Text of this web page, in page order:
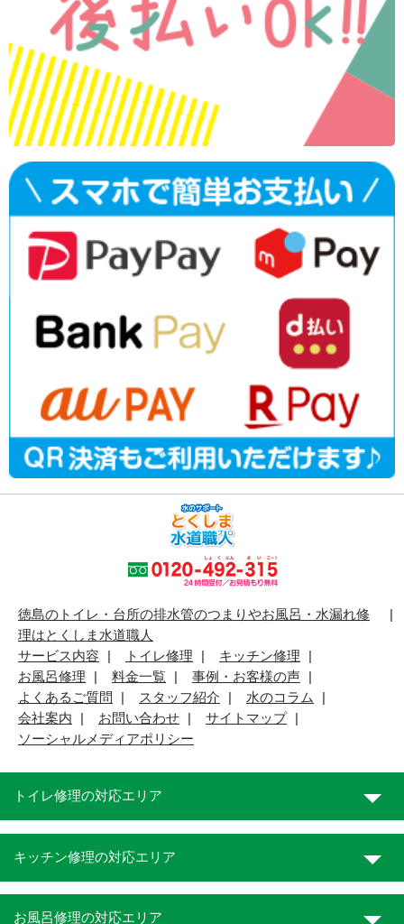
徳島のトイレ・台所の排水管のつまりやお風呂・水漏れ修
理はとくしま水道職人
サービス内容
トイレ修理
キッチン修理
お風呂修理
料金一覧
事例・お客様の声
よくあるご質問
スタッフ紹介
水のコラム
会社案内
お問い合わせ
サイトマップ
ソーシャルメディアポリシー
トイレ修理の対応エリア
キッチン修理の対応エリア
お風呂修理の対応エリア